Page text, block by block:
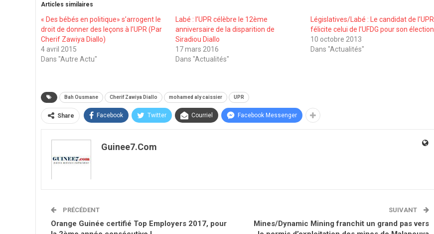
Articles similaires
« Des bébés en politique» s’arrogent le
droit de donner des leçons à l’UPR (Par
Cherif Zawiya Diallo)
4 avril 2015
Dans "Autre Actu"
Labé : l’UPR célèbre le 12ème
anniversaire de la disparition de
Siradiou Diallo
17 mars 2016
Dans "Actualités"
Législatives/Labé : Le candidat de l’UPR
félicite celui de l’UFDG pour son élection
10 octobre 2013
Dans "Actualités"
Bah Ousmane Cherif Zawiya Diallo mohamed aly caissier UPR
Share Facebook Twitter Courriel Facebook Messenger
Guinee7.com
PRÉCÉDENT
Orange Guinée certifié Top Employers 2017, pour
SUIVANT
Mines/Dynamic Mining franchit un grand pas vers